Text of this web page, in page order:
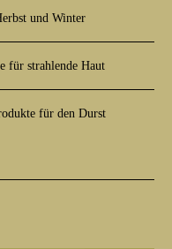
und Winter
für strahlende Haut
für den Durst